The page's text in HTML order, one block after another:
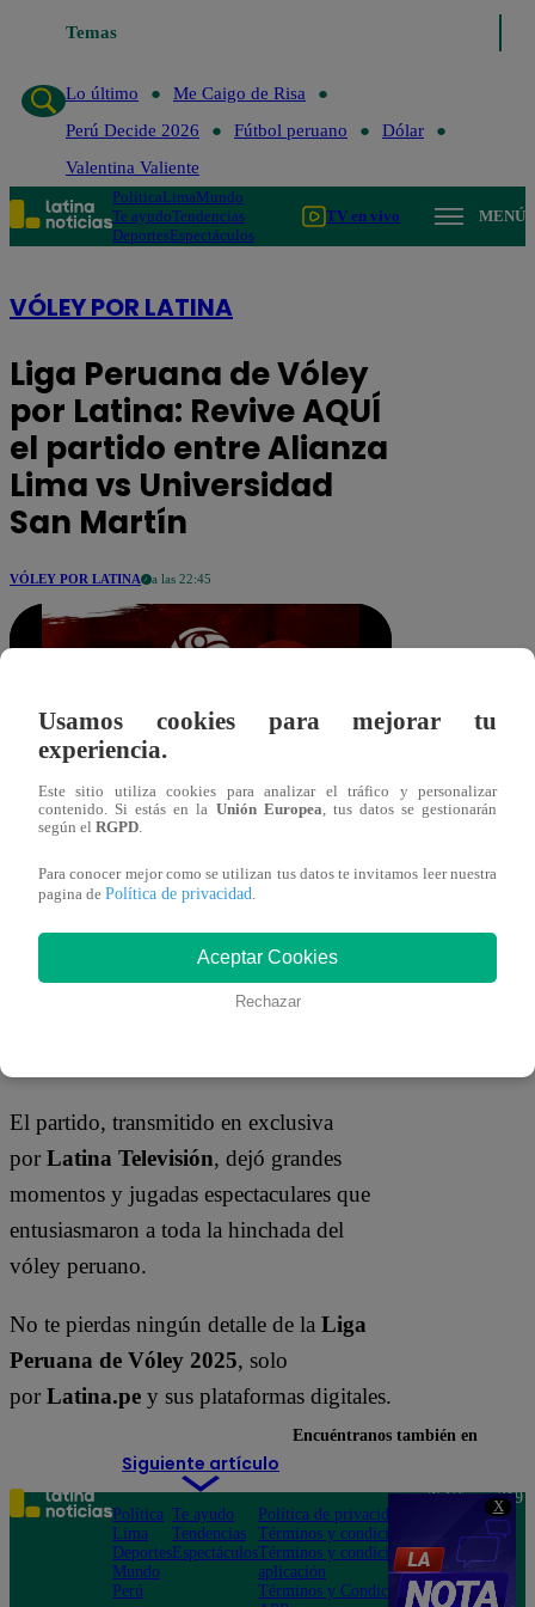
X
Temas
Lo último
Me Caigo de Risa
Perú Decide 2026
Fútbol peruano
Dólar
Valentina Valiente
PolíticaLimaMundo
Te ayudoTendencias
DeportesEspectáculos
TV en vivo MENÚ
VÓLEY POR LATINA
Liga Peruana de Vóley
por Latina: Revive AQUÍ
el partido entre Alianza
Lima vs Universidad
San Martín
VÓLEY POR LATINA a las 22:45
mubillus@latina.pe
27 de diciembre 2025
qué es un candidato al título tras superar
3 sets a 2 a Alianza Lima en uno de los
El partido, transmitido en exclusiva
por Latina Televisión, dejó grandes
momentos y jugadas espectaculares que
entusiasmaron a toda la hinchada del
vóley peruano.
No te pierdas ningún detalle de la Liga
Peruana de Vóley 2025, solo
por Latina.pe y sus plataformas digitales.
Siguiente artículo
Usamos cookies para mejorar tu
experiencia.
Este sitio utiliza cookies para analizar el tráfico y personalizar
contenido. Si estás en la Unión Europea, tus datos se gestionarán
según el RGPD.
Para conocer mejor como se utilizan tus datos te invitamos leer nuestra
pagina de Política de privacidad.
Aceptar Cookies
Rechazar
Encuéntranos también en
Política
Lima
Deportes
Mundo
Perú
Te ayudo
Tendencias
Espectáculos
Política de privacidad
Términos y condiciones
Términos y condiciones
aplicación
Términos y Condiciones
Teléfono: 219
Av. San
Felipe 968
Jesús María